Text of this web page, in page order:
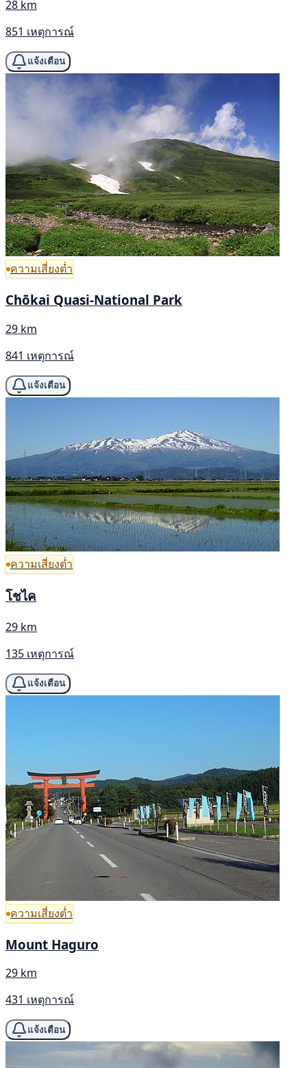
28 km
851 เหตุการณ์
แจ้งเตือน
ความเสี่ยงต่ำ
Chōkai Quasi-National Park
29 km
841 เหตุการณ์
แจ้งเตือน
ความเสี่ยงต่ำ
โชไค
29 km
135 เหตุการณ์
แจ้งเตือน
ความเสี่ยงต่ำ
Mount Haguro
29 km
431 เหตุการณ์
แจ้งเตือน